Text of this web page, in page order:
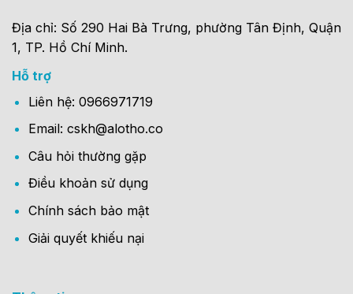
Địa chỉ: Số 290 Hai Bà Trưng, phường Tân Định, Quận
1, TP. Hồ Chí Minh.
Hỗ trợ
Liên hệ: 0966971719
Email: cskh@alotho.co
Câu hỏi thường gặp
Điều khoản sử dụng
Chính sách bảo mật
Giải quyết khiếu nại